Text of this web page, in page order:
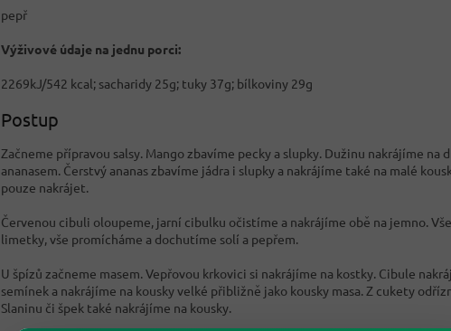
pepř
Výživové údaje na jednu porci:
2269kJ/542 kcal; sacharidy 25g; tuky 37g; bílkoviny 29g
Postup
Začneme přípravou salsy. Mango zbavíme pecky a slupky. Dužinu nakrájíme na
ananasem. Čerstvý ananas zbavíme jádra i slupky a nakrájíme také na malé
pouze nakrájet.
Červenou cibuli oloupeme, jarní cibulku očistíme a nakrájíme obě na jemno.
limetky, vše promícháme a dochutíme solí a pepřem.
U špízů začneme masem. Vepřovou krkovici si nakrájíme na kostky. Cibule
semínek a nakrájíme na kousky velké přibližně jako kousky masa. Z cukety
Slaninu či špek také nakrájíme na kousky.